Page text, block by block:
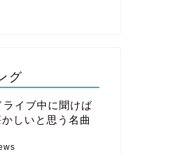
グ
ライブ中に聞けば
しいと思う名曲